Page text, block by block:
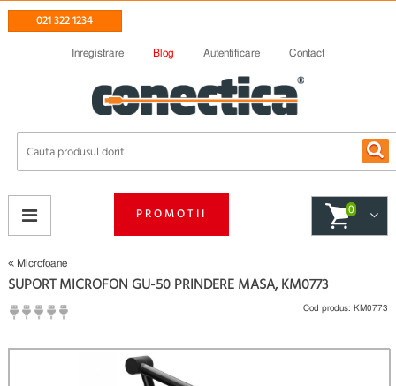
021 322 1234
Inregistrare Blog Autentificare Contact
PROMOTII 0
Microfoane
SUPORT MICROFON GU-50 PRINDERE MASA, KM0773
Fii primul care scrie un review
Cod produs: KM0773